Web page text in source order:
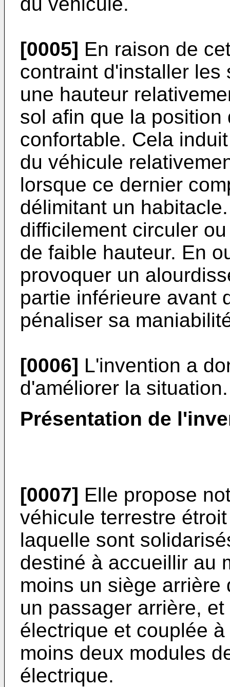
[0005] En raison de
contraint d'installer les
une hauteur
sol afin que la
confortable. Cela
du véhicule
lorsque ce dernier
délimitant un
difficilement circuler
de faible hauteur. En
provoquer un
partie inférieure avant
pénaliser sa
[0006] L'invention a
d'améliorer la situation.
Présentation de
[0007] Elle propose
véhicule terrestre
laquelle sont
destiné à accueillir au
moins un siège
un passager arrière,
électrique et couplée
moins deux modules
électrique.